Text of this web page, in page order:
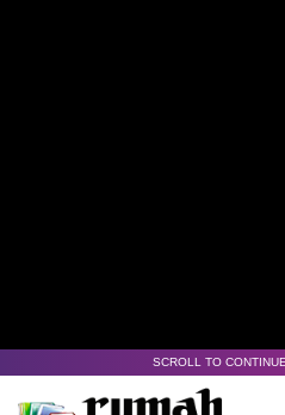
SCROLL TO